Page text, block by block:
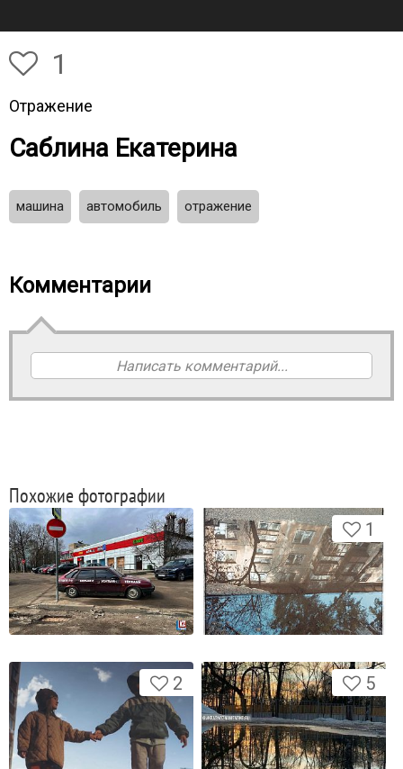
1
Отражение
Саблина Екатерина
машина автомобиль отражение
Комментарии
Написать комментарий...
Похожие фотографии
1
2 5